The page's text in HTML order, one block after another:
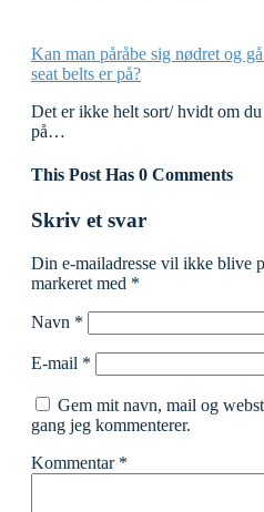
Kan man påråbe sig nødret og
seat belts er på?
Det er ikke helt sort/ hvidt om
på…
This Post Has 0 Comments
Skriv et svar
Din e-mailadresse vil ikke blive
markeret med *
Navn *
E-mail *
Gem mit navn, mail og
gang jeg kommenterer.
Kommentar *